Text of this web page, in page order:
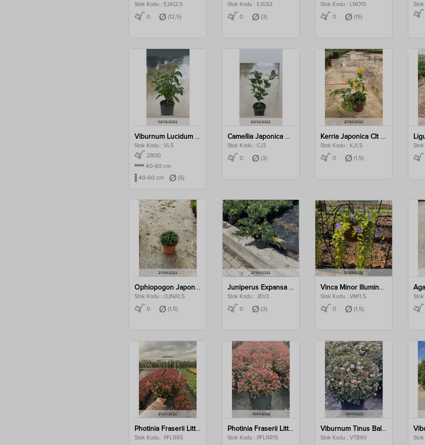
Stok Kodu : EJA12,5
0 (12,5)
Stok Kodu : EJGS3
0 (3)
Stok Kodu : LNO15
0 (15)
Viburnum Lucidum Clt 5
Stok Kodu : VL5
2800
40-60 cm
40-60 cm
(5)
Camellia Japonica Clt 3
Stok Kodu : CJ3
0 (3)
Kerria Japonica Clt 1,5
Stok Kodu : KJ1,5
0 (1,5)
Stok
Ophiopogon Japonica Nana Clt 1,5
Stok Kodu : OJNA1,5
0 (1,5)
Juniperus Expansa Variegata Clt 3
Stok Kodu : JEV3
0 (3)
Vinca Minor Illumination Clt 1,5
Stok Kodu : VMİ1,5
0 (1,5)
Photinia Fraserii Little Red Robin Clt 5
Stok Kodu : PFLRR5
Photinia Fraserii Little Red Robin Clt 15
Stok Kodu : PFLRR15
Viburnum Tinus Ball Clt 90
Stok Kodu : VTB90